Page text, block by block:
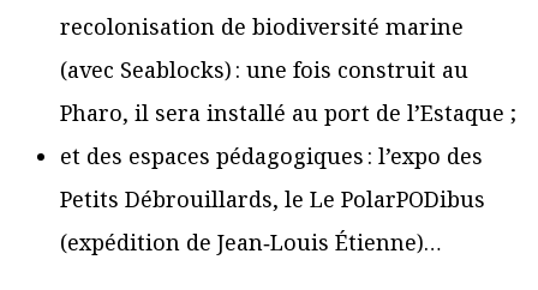
recolonisation de biodiversité marine
(avec Seablocks) : une fois construit au
Pharo, il sera installé au port de l’Estaque ;
et des espaces pédagogiques : l’expo des
Petits Débrouillards, le Le PolarPODibus
(expédition de Jean‑Louis Étienne)…